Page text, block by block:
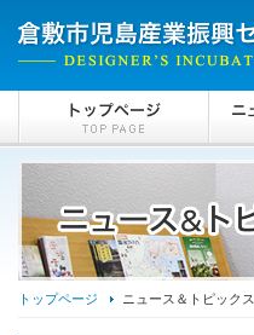
トップページ ニュース＆トピックス